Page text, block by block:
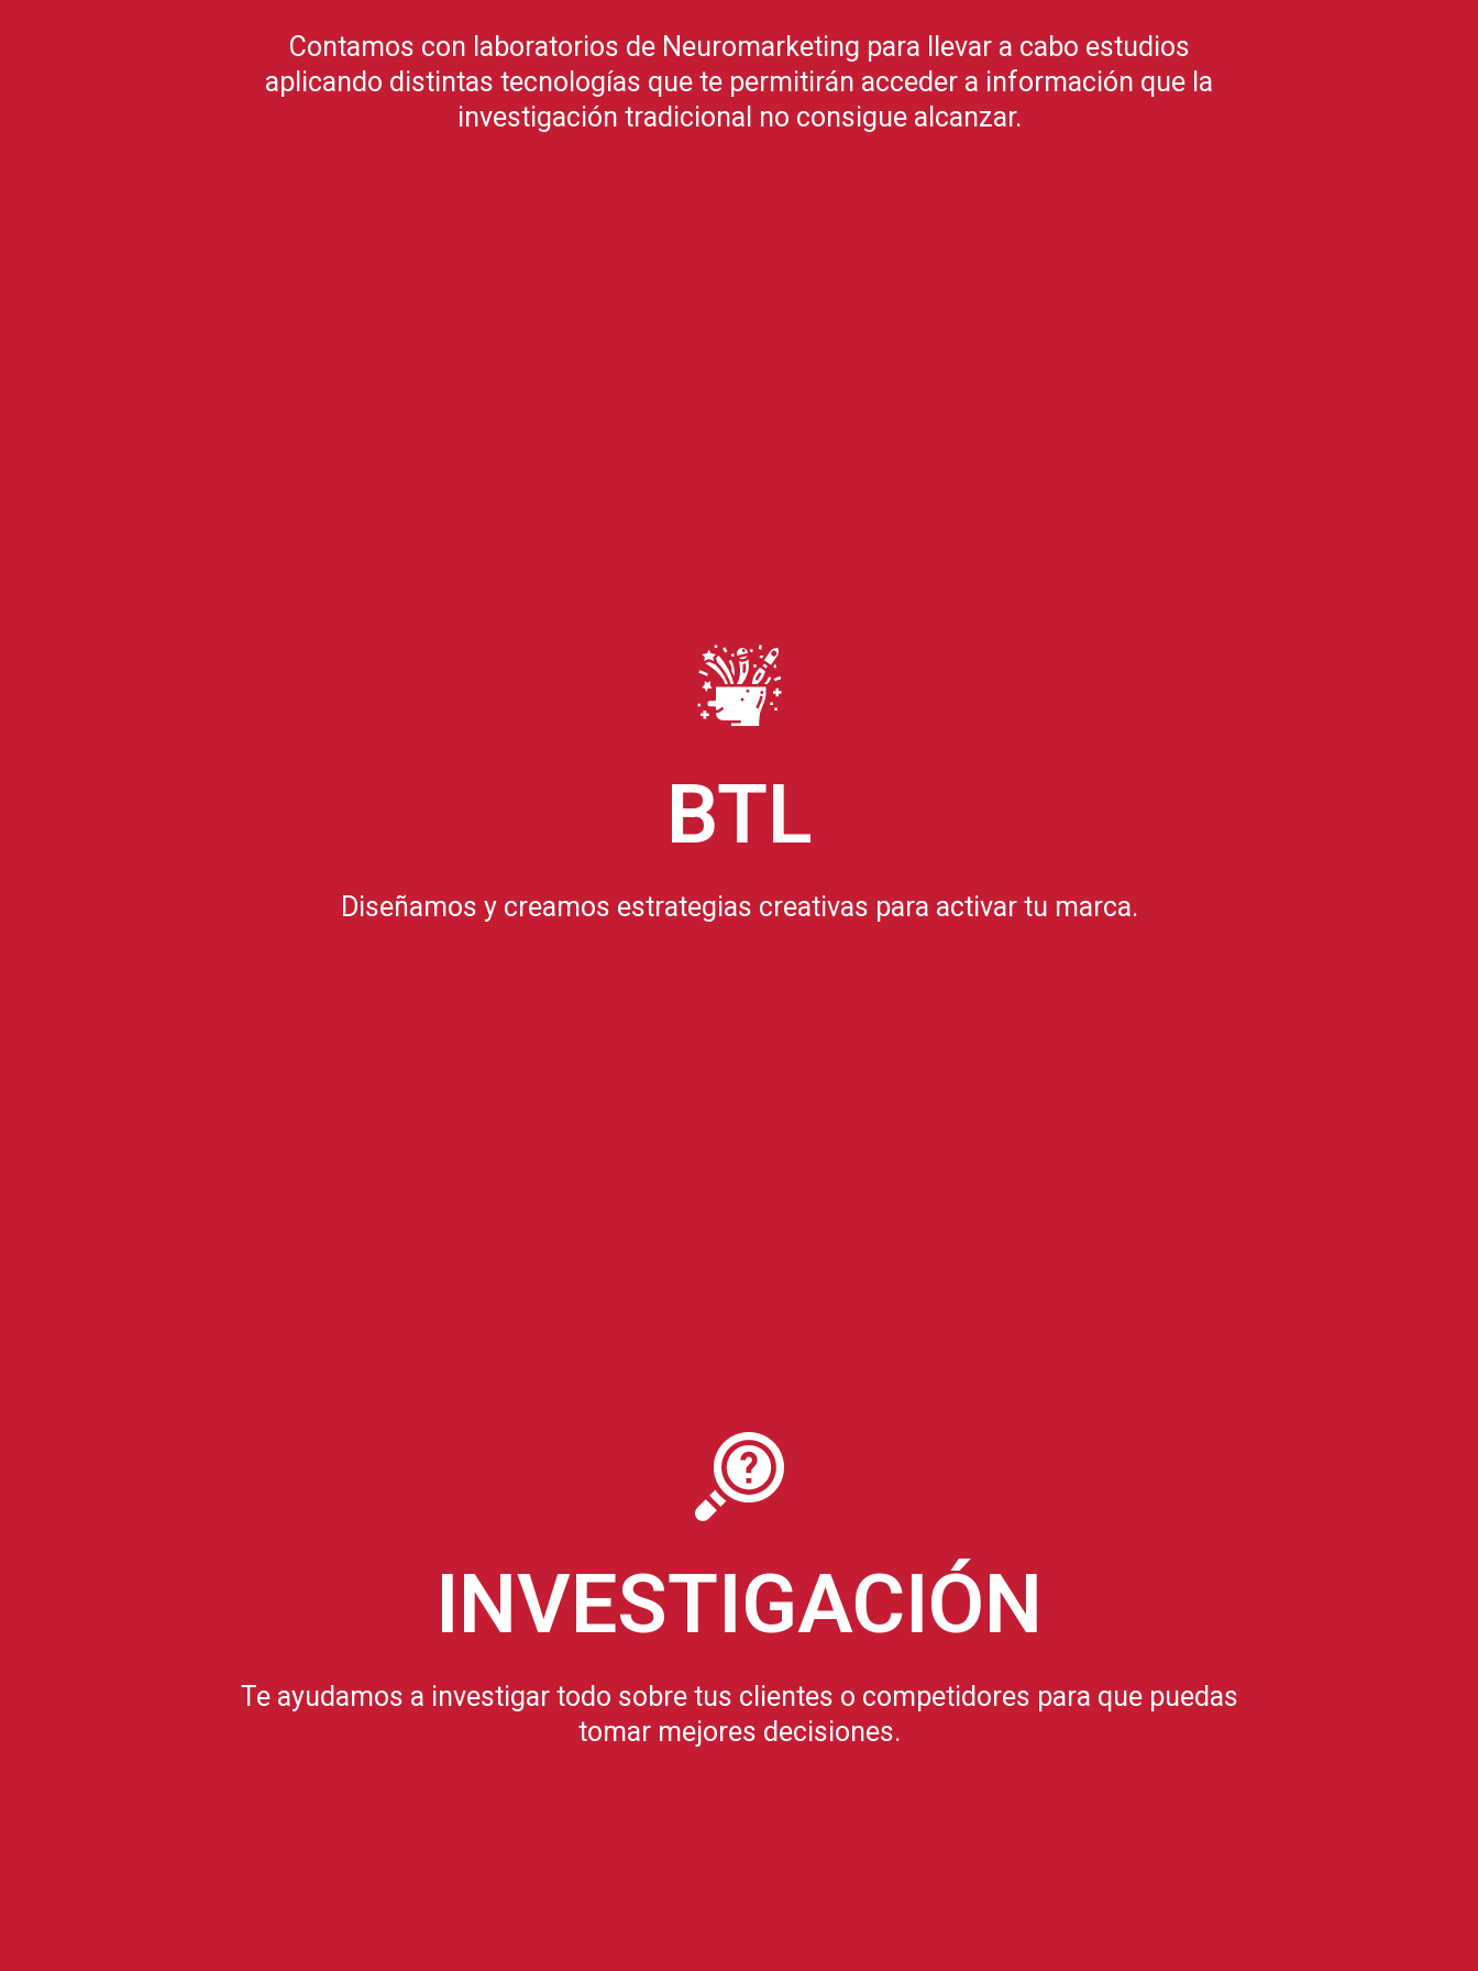
Contamos con laboratorios de Neuromarketing para llevar a cabo estudios
aplicando distintas tecnologías que te permitirán acceder a información que la
investigación tradicional no consigue alcanzar.
BTL
Diseñamos y creamos estrategias creativas para activar tu marca.
INVESTIGACIÓN
Te ayudamos a investigar todo sobre tus clientes o competidores para que puedas
tomar mejores decisiones.